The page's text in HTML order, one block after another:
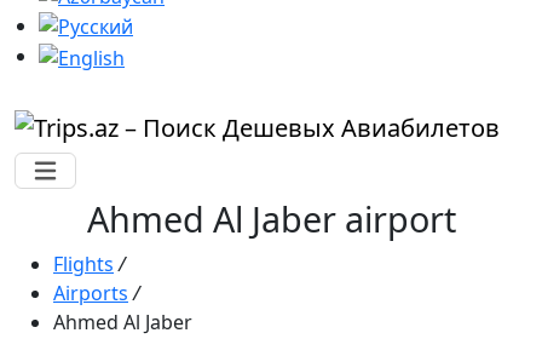
Ahmed Al Jaber airport
Flights /
Airports /
Ahmed Al Jaber